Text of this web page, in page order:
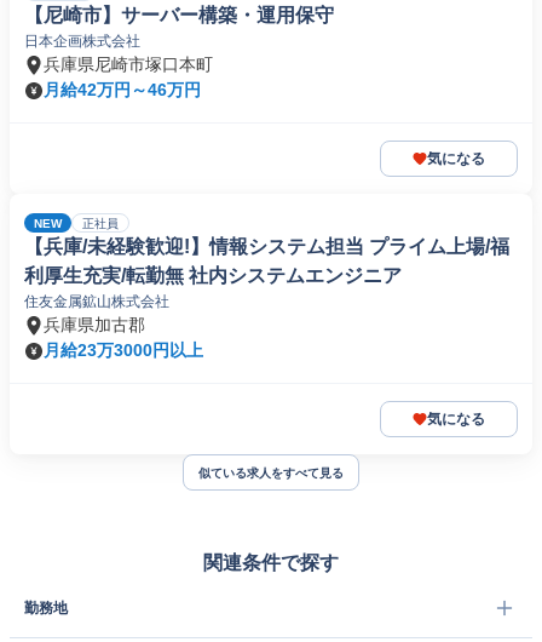
【尼崎市】サーバー構築・運用保守
日本企画株式会社
兵庫県尼崎市塚口本町
月給42万円～46万円
気になる
NEW 正社員
【兵庫/未経験歓迎!】情報システム担当 プライム上場/福
利厚生充実/転勤無 社内システムエンジニア
住友金属鉱山株式会社
兵庫県加古郡
月給23万3000円以上
気になる
似ている求人をすべて見る
関連条件で探す
勤務地